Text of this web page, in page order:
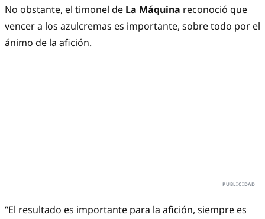
No obstante, el timonel de La Máquina reconoció que
vencer a los azulcremas es importante, sobre todo por el
ánimo de la afición.
“El resultado es importante para la afición, siempre es